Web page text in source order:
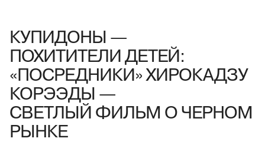
КУПИДОНЫ —
ПОХИТИТЕЛИ ДЕТЕЙ:
«ПОСРЕДНИКИ» ХИРОКАДЗУ
КОРЭЭДЫ —
СВЕТЛЫЙ ФИЛЬМ О ЧЕРНОМ
РЫНКЕ